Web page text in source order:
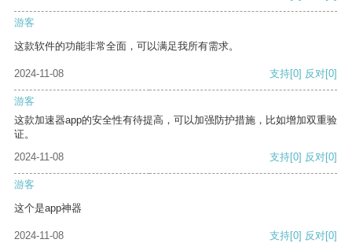
游客
这款软件的功能非常全面，可以满足我所有需求。
2024-11-08 支持[0] 反对[0]
游客
这款加速器app的安全性有待提高，可以加强防护措施，比如增加双重验
证。
2024-11-08
支持[0] 反对[0]
游客
这个是app神器
2024-11-08 支持[0] 反对[0]